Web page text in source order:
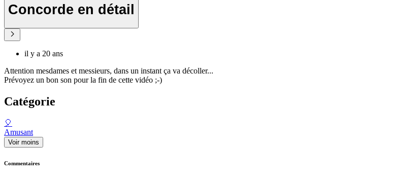
Concorde en détail
il y a 20 ans
Attention mesdames et messieurs, dans un instant ça va décoller...
Prévoyez un bon son pour la fin de cette vidéo ;-)
Catégorie
🎈
Amusant
Voir moins
Commentaires